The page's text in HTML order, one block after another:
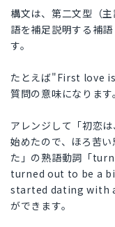
構文は、第二文型（
語を補足説明する補
す。
たとえば"First love
質問の意味になります。
アレンジして「初恋
始めたので、ほろ苦
た」の熟語動詞「
turned out to be a
started dating with
ができます。